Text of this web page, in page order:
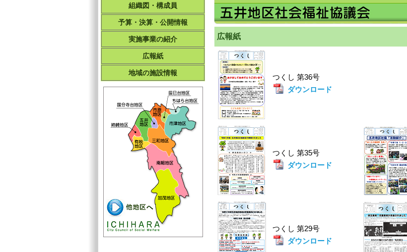
組織図・構成員
予算・決算・公開情報
実施事業の紹介
広報紙
地域の施設情報
広報紙
つくし 第36号
ダウンロード
つくし 第35号
ダウンロード
つくし 第29号
ダウンロード